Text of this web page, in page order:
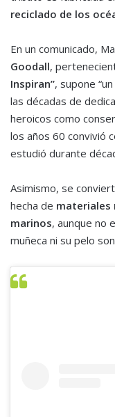
reciclado de los
En un comunicado,
Goodall,
Inspiran”, supone
las décadas de
heroicos como
los años 60 convivió
estudió durante
Asimismo, se
hecha de materiales
marinos, aunque no
muñeca ni su pelo